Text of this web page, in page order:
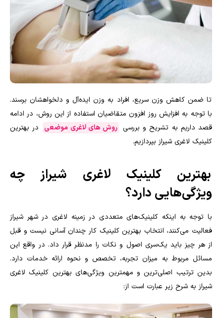
تا ضمن کاهش وزن سریع، افراد به وزن ایده‌آل و دلخواهشان برسند.
با توجه به افزایش روز افزون متقاضیان استفاده از این روش، در ادامه
قصد داریم به تشریح و بررسی روش‌ های لاغری موضعی
در بهترین
کلینیک لاغری شیراز بپردازیم.
بهترین کلینیک لاغری شیراز چه
ویژگی‌هایی دارد؟
با توجه به اینکه کلینیک‌های متعددی در زمینه لاغری در شهر شیراز
فعالیت می‌کنند، انتخاب بهترین کلینیک کار چندان آسانی نیست و قبل
از هر چیز باید یک‌سری اصول و نکات را مدنظر قرار داد. در واقع این
مسائل مربوط به میزان تجربه، تخصص و نحوه ارائه خدمات دارد.
بدین ترتیب اصلی‌ترین و مهمترین ویژگی‌های بهترین کلینیک لاغری
شیراز به شرح زیر عبارت است از: